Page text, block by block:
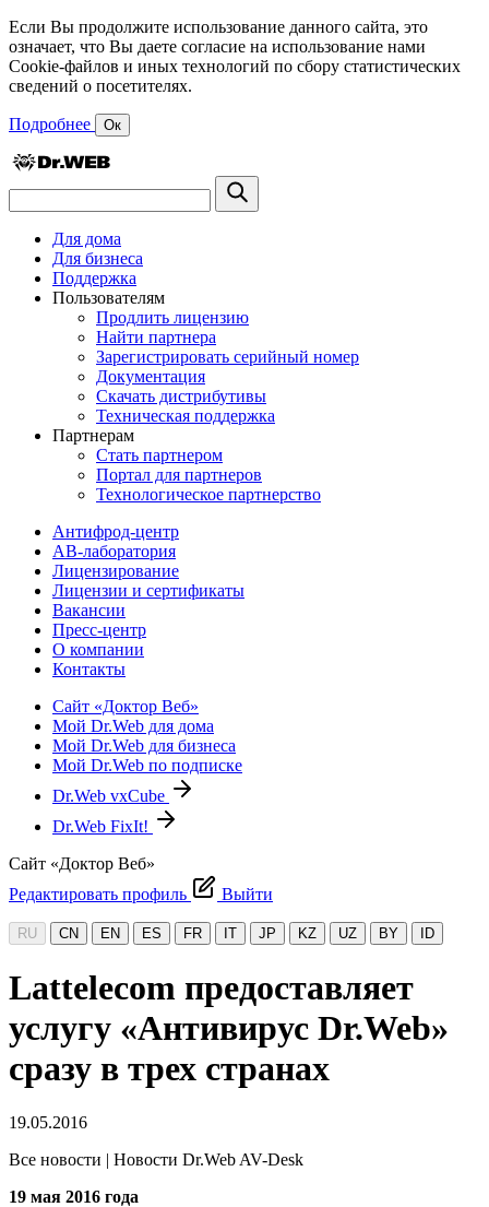
Если Вы продолжите использование данного сайта, это
означает, что Вы даете согласие на использование нами
Cookie-файлов и иных технологий по сбору статистических
сведений о посетителях.
Подробнее Ок
Для дома
Для бизнеса
Поддержка
Пользователям
Продлить лицензию
Найти партнера
Зарегистрировать серийный номер
Документация
Скачать дистрибутивы
Техническая поддержка
Партнерам
Стать партнером
Портал для партнеров
Технологическое партнерство
Антифрод-центр
АВ-лаборатория
Лицензирование
Лицензии и сертификаты
Вакансии
Пресс-центр
О компании
Контакты
Сайт «Доктор Веб»
Мой Dr.Web для дома
Мой Dr.Web для бизнеса
Мой Dr.Web по подписке
Dr.Web vxCube
Dr.Web FixIt!
Сайт «Доктор Веб»
Редактировать профиль
Выйти
RU CN EN ES FR IT JP KZ UZ BY ID
Lattelecom предоставляет
услугу «Антивирус Dr.Web»
сразу в трех странах
19.05.2016
Все новости | Новости Dr.Web AV-Desk
19 мая 2016 года